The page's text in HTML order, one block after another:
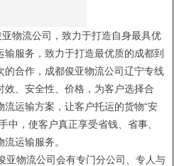
物流公司，致力于打造自身最具优
服务，致力于打造最优质的成都到
合作，成都俊亚物流公司辽宁专线
、安全性、价格，为客户选择合
运输方案，让客户托运的货物“安
中，使客户真正享受省钱、省事、
运输服务。
物流公司会有专门分公司、专人与